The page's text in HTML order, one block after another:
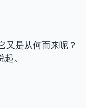
又是从何而来呢？
。